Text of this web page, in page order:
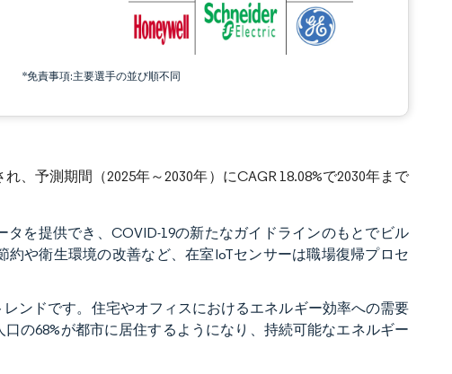
*免責事項:主要選手の並び順不同
、予測期間（2025年～2030年）にCAGR 18.08%で2030年まで
を提供でき、COVID-19の新たなガイドラインのもとでビル
や衛生環境の改善など、在室IoTセンサーは職場復帰プロセ
ンドです。住宅やオフィスにおけるエネルギー効率への需要
の68%が都市に居住するようになり、持続可能なエネルギー